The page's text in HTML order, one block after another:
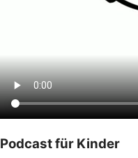
Podcast für Kinder